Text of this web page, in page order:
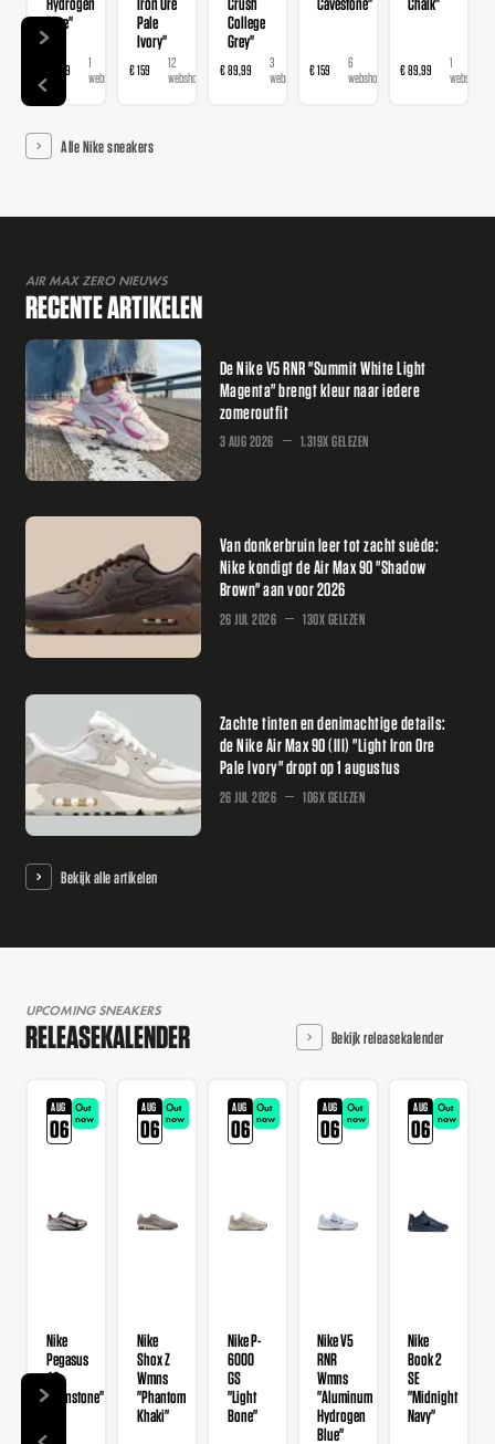
Blue"
€ 89,99
1
webshop
Pale
Ivory"
€ 159
12
webshops
College
Grey"
€ 89,99
3
webshops
€ 159
6
webshops
€ 89,99
1
webshop
Alle Nike sneakers
AIR MAX ZERO NIEUWS
RECENTE ARTIKELEN
De Nike V5 RNR "Summit White Light
Magenta" brengt kleur naar iedere
zomeroutfit
3 AUG 2026 1.319X GELEZEN
Van donkerbruin leer tot zacht suède:
Nike kondigt de Air Max 90 "Shadow
Brown" aan voor 2026
26 JUL 2026 130X GELEZEN
Zachte tinten en denimachtige details:
de Nike Air Max 90 (III) "Light Iron Ore
Pale Ivory" dropt op 1 augustus
26 JUL 2026 106X GELEZEN
Bekijk alle artikelen
UPCOMING SNEAKERS
RELEASEKALENDER Bekijk releasekalender
AUG
06
Out
now
Nike
Pegasus
42
"Ironstone"
AUG
06
Out
now
Nike
Shox Z
Wmns
"Phantom
Khaki"
AUG
06
Out
now
Nike P-
6000
GS
"Light
Bone"
AUG
06
Out
now
Nike V5
RNR
Wmns
"Aluminum
Hydrogen
Blue"
AUG
06
Out
now
Nike
Book 2
SE
"Midnight
Navy"